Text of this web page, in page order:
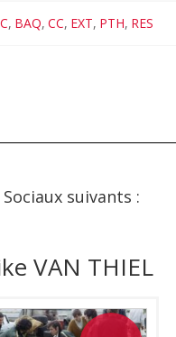
, BAQ, CC, EXT, PTH, RES
suivants :
VAN THIEL